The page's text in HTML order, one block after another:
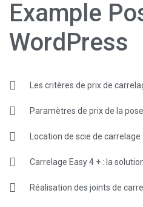
Example
WordPress
Les critères de prix de
Paramètres de prix de la
Location de scie de carrelage
Carrelage Easy 4 + : la
Réalisation des joints de